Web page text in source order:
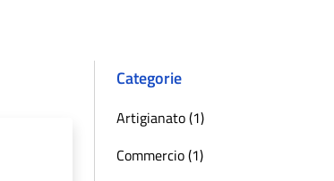
Categorie
Artigianato (1)
Commercio (1)